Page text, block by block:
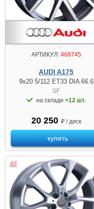
АРТИКУЛ:468745
AUDI A175
9x20 5/112 ET33 DIA 66.6
SF
на складе >12 шт.
20 250 ₽ / диск
купить